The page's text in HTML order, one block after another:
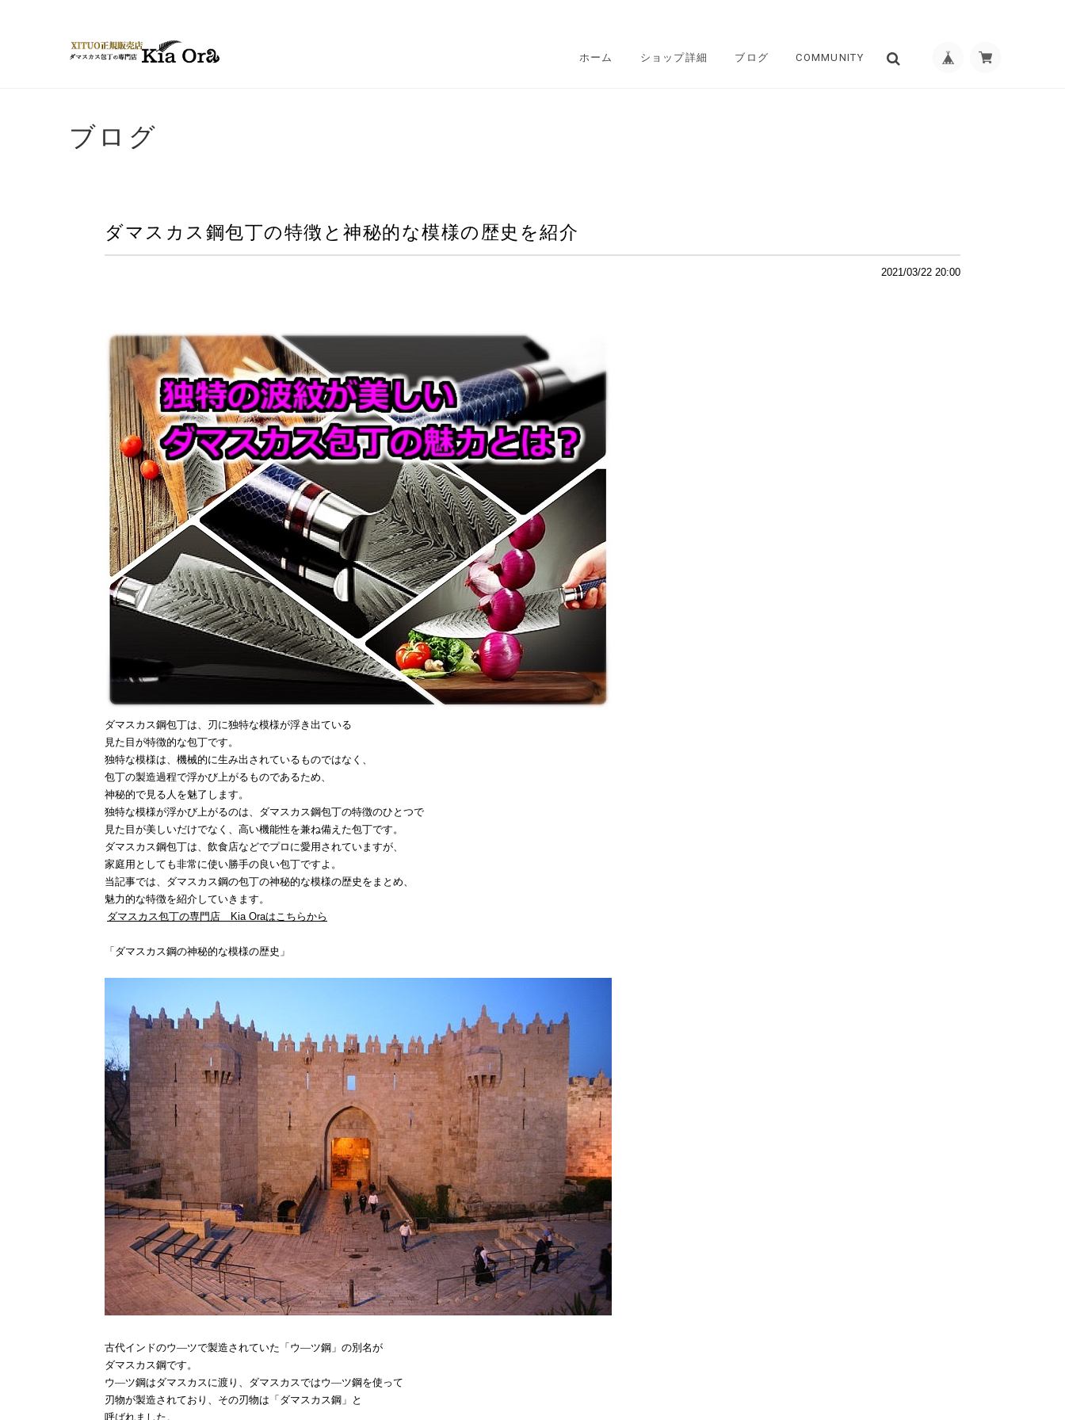
ホーム ショップ詳細 ブログ COMMUNITY
ブログ
ダマスカス鋼包丁の特徴と神秘的な模様の歴史を紹介
2021/03/22 20:00
ダマスカス鋼包丁は、刃に独特な模様が浮き出ている
見た目が特徴的な包丁です。
独特な模様は、機械的に生み出されているものではなく、
包丁の製造過程で浮かび上がるものであるため、
神秘的で見る人を魅了します。
独特な模様が浮かび上がるのは、ダマスカス鋼包丁の特徴のひとつで
見た目が美しいだけでなく、高い機能性を兼ね備えた包丁です。
ダマスカス鋼包丁は、飲食店などでプロに愛用されていますが、
家庭用としても非常に使い勝手の良い包丁ですよ。
当記事では、ダマスカス鋼の包丁の神秘的な模様の歴史をまとめ、
魅力的な特徴を紹介していきます。
ダマスカス包丁の専門店 Kia Oraはこちらから
「ダマスカス鋼の神秘的な模様の歴史」
古代インドのウ―ツで製造されていた「ウ―ツ鋼」の別名が
ダマスカス鋼です。
ウ―ツ鋼はダマスカスに渡り、ダマスカスではウ―ツ鋼を使って
刃物が製造されており、その刃物は「ダマスカス鋼」と
呼ばれました。